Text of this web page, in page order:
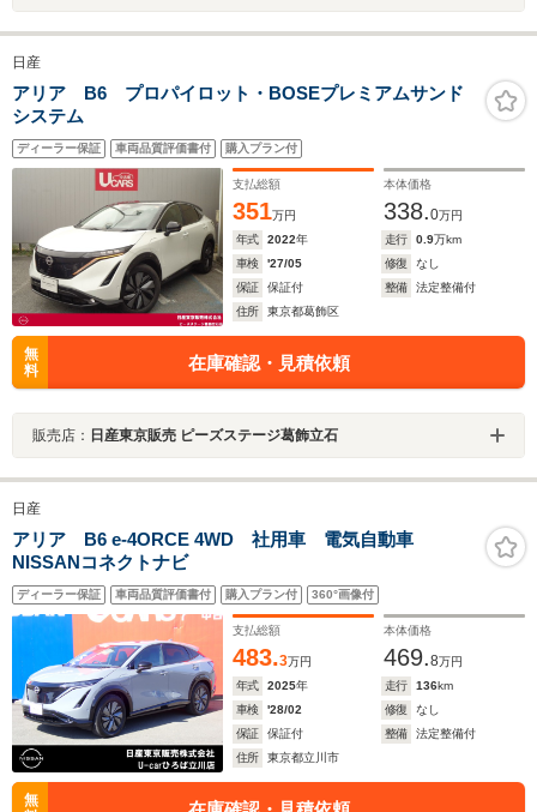
日産
アリア B6 プロパイロット・BOSEプレミアムサンド
システム
ディーラー保証 車両品質評価書付 購入プラン付
支払総額
351万円
本体価格
338.0万円
年式
2022年 走行 0.9万km
車検
'27/05 修復
なし
保証
保証付 整備
法定整備付
住所
東京都葛飾区
無
料
在庫確認・見積依頼
販売店： 日産東京販売 ピーズステージ葛飾立石
日産
アリア B6 e-4ORCE 4WD 社用車 電気自動車
NISSANコネクトナビ
ディーラー保証 車両品質評価書付 購入プラン付 360°画像付
支払総額
483.3万円
本体価格
469.8万円
年式
2025年 走行 136km
車検
'28/02 修復
なし
保証
保証付 整備
法定整備付
住所
東京都立川市
無